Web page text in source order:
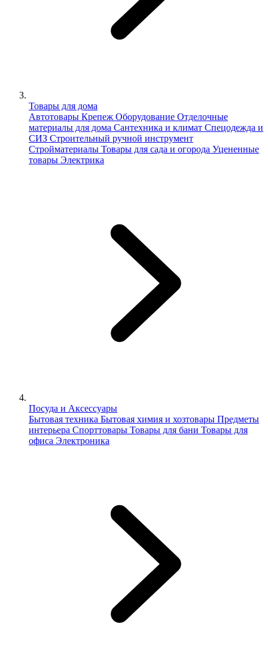
Товары для дома
Автотовары Крепеж Оборудование Отделочные
материалы для дома Сантехника и климат Спецодежда и
СИЗ Строительный ручной инструмент
Стройматериалы Товары для сада и огорода Уцененные
товары Электрика
Посуда и Аксессуары
Бытовая техника Бытовая химия и хозтовары Предметы
интерьера Спорттовары Товары для бани Товары для
офиса Электроника